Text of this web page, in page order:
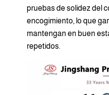
pruebas de solidez del
encogimiento, lo que
mantengan en buen
repetidos.